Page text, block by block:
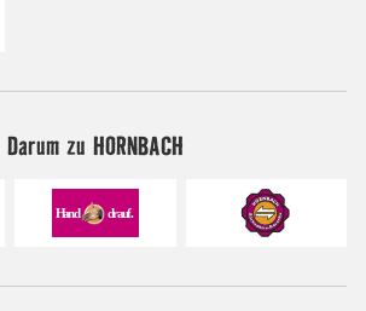
Darum zu HORNBACH